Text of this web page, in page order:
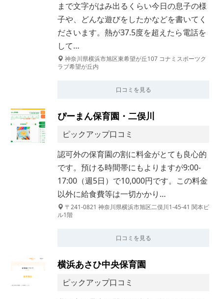
まで文字がはみ出るくらい今日の息子の様
子や、どんな遊びをしたかなどを書いてく
ださいます。熱が37.5度を超えたら電話を
して…
神奈川県横浜市旭区東希望が丘107 コナミスポーツク
ラブ希望が丘内
口コミを見る
ぴーまん保育園・二俣川
ピックアップ口コミ
認可外の保育園の割に料金がとても良心的
です。預ける時間帯にもよりますが9:00-
17:00（週5日）で10,000円です。この料金
以外に給食費等は一切かかり…
〒241-0821 神奈川県横浜市旭区二俣川1-45-41 関本ビ
ル1階
口コミを見る
横浜あさひ中央保育園
ピックアップ口コミ